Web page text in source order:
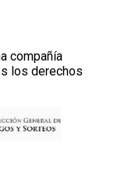
compañía
los derechos